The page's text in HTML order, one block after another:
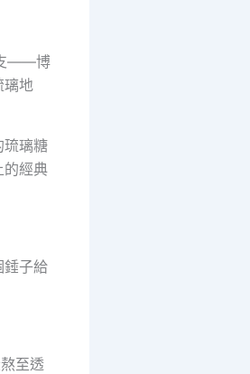
支——博
璃地
琉璃糖
的經典
錘子給
至透